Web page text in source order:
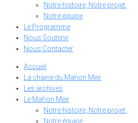
Notre histoire, Notre projet.
Notre équipe
Le Programme
Nous Soutenir
Nous Contacter
Accueil
La chaine du Mahon Meir
Les archives
Le Mahon Meir
Notre histoire, Notre projet.
Notre équipe